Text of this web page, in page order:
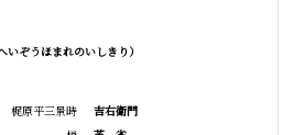
いぞうほまれのいしきり）
梶原平三景時
吉右衛門